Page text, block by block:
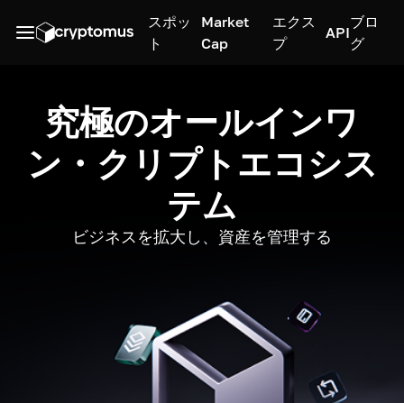
スポッ
ト
Market
Cap
エクス
プ
API
ブロ
グ
究極のオールインワ
ン・クリプトエコシス
テム
ビジネスを拡大し、資産を管理する